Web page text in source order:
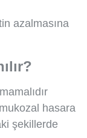
azalmasına
hasara
şekillerde